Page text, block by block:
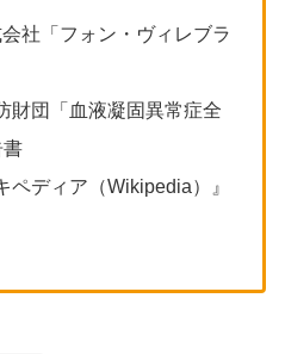
社「フォン・ヴィレブラ
財団「血液凝固異常症全
書
ペディア（Wikipedia）』